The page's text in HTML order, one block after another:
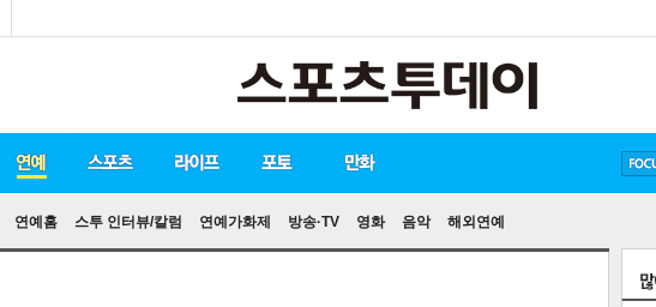
연예홈 스투 인터뷰/칼럼 연예가화제 방송·TV 영화 음악 해외연예